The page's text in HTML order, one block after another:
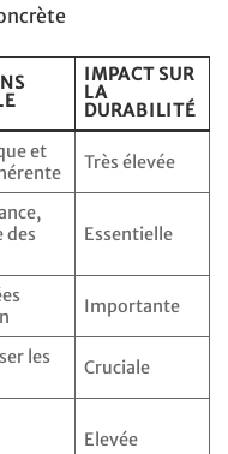
IMPACT SUR
LA
DURABILITÉ
et
Très élevée
des
Essentielle
Importante
les
Cruciale
Elevée